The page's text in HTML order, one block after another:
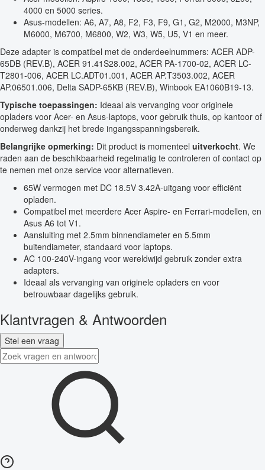
4000 en 5000 series.
Asus-modellen: A6, A7, A8, F2, F3, F9, G1, G2, M2000, M3NP,
M6000, M6700, M6800, W2, W3, W5, U5, V1 en meer.
Deze adapter is compatibel met de onderdeelnummers: ACER ADP-
65DB (REV.B), ACER 91.41S28.002, ACER PA-1700-02, ACER LC-
T2801-006, ACER LC.ADT01.001, ACER AP.T3503.002, ACER
AP.06501.006, Delta SADP-65KB (REV.B), Winbook EA1060B19-13.
Typische toepassingen: Ideaal als vervanging voor originele
opladers voor Acer- en Asus-laptops, voor gebruik thuis, op kantoor of
onderweg dankzij het brede ingangsspanningsbereik.
Belangrijke opmerking: Dit product is momenteel uitverkocht. We
raden aan de beschikbaarheid regelmatig te controleren of contact op
te nemen met onze service voor alternatieven.
65W vermogen met DC 18.5V 3.42A-uitgang voor efficiënt
opladen.
Compatibel met meerdere Acer Aspire- en Ferrari-modellen, en
Asus A6 tot V1.
Aansluiting met 2.5mm binnendiameter en 5.5mm
buitendiameter, standaard voor laptops.
AC 100-240V-ingang voor wereldwijd gebruik zonder extra
adapters.
Ideaal als vervanging van originele opladers en voor
betrouwbaar dagelijks gebruik.
Klantvragen & Antwoorden
Stel een vraag